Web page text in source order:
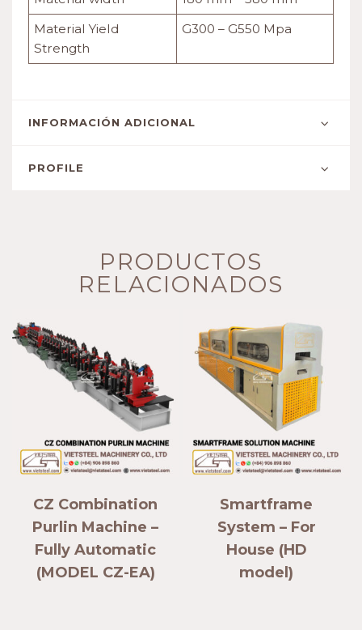
Material Yield
Strength
G300 – G550 Mpa
INFORMACIÓN ADICIONAL
PROFILE
PRODUCTOS
RELACIONADOS
CZ Combination
Purlin Machine –
Fully Automatic
(MODEL CZ-EA)
Smartframe
System – For
House (HD
model)